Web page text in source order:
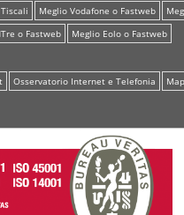
Meglio Vodafone o Fastweb
o Fastweb
Meglio Eolo o Fastweb
Osservatorio Internet e Telefonia